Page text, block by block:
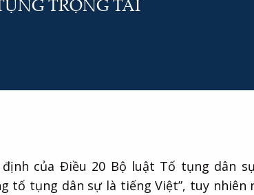
TRỌNG TÀI
của Điều 20 Bộ luật Tố tụng dân
tố tụng dân sự là tiếng Việt”, tuy